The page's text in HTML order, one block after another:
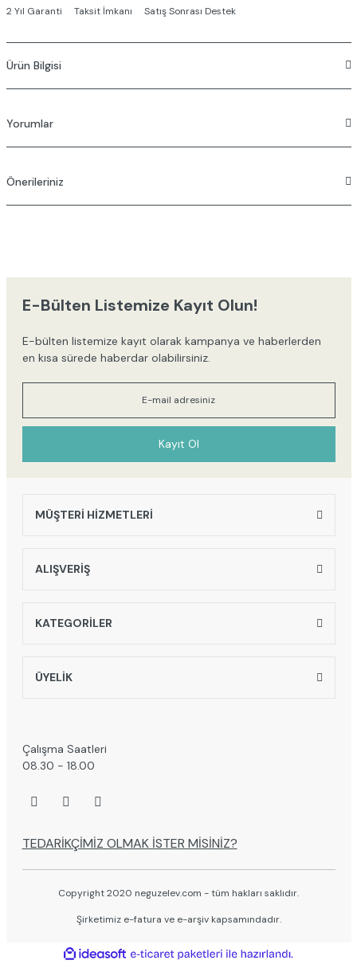
2 Yıl Garanti Taksit İmkanı Satış Sonrası Destek
Ürün Bilgisi
Yorumlar
Önerileriniz
Ürün resmi kalitesiz, bozuk veya görüntülenemiyor.
Ürün açıklamasında eksik bilgiler bulunuyor.
Ürün fiyatı diğer sitelerden daha pahalı.
Bu ürüne benzer farklı alternatifler olmalı.
E-Bülten Listemize Kayıt Olun!
E-bülten listemize kayıt olarak kampanya ve haberlerden
en kısa sürede haberdar olabilirsiniz.
Kayıt Ol
MÜŞTERİ HİZMETLERİ
ALIŞVERİŞ
KATEGORİLER
ÜYELİK
Çalışma Saatleri
08.30 - 18.00
TEDARİKÇİMİZ OLMAK İSTER MİSİNİZ?
Copyright 2020 neguzelev.com - tüm hakları saklıdır.
Şirketimiz e-fatura ve e-arşiv kapsamındadır.
ideasoft
e-